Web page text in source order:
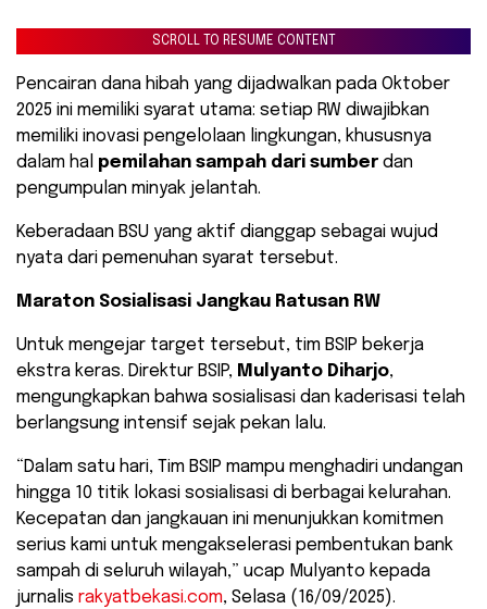
SCROLL TO RESUME CONTENT
Pencairan dana hibah yang dijadwalkan pada Oktober
2025 ini memiliki syarat utama: setiap RW diwajibkan
memiliki inovasi pengelolaan lingkungan, khususnya
dalam hal pemilahan sampah dari sumber dan
pengumpulan minyak jelantah.
Keberadaan BSU yang aktif dianggap sebagai wujud
nyata dari pemenuhan syarat tersebut.
Maraton Sosialisasi Jangkau Ratusan RW
​Untuk mengejar target tersebut, tim BSIP bekerja
ekstra keras. Direktur BSIP, Mulyanto Diharjo,
mengungkapkan bahwa sosialisasi dan kaderisasi telah
berlangsung intensif sejak pekan lalu.
“Dalam satu hari, Tim BSIP mampu menghadiri undangan
hingga 10 titik lokasi sosialisasi di berbagai kelurahan.
Kecepatan dan jangkauan ini menunjukkan komitmen
serius kami untuk mengakselerasi pembentukan bank
sampah di seluruh wilayah,” ucap Mulyanto kepada
jurnalis rakyatbekasi.com, Selasa (16/09/2025).